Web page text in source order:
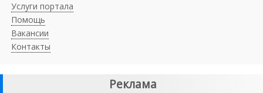
Услуги портала
Помощь
Вакансии
Контакты
Реклама